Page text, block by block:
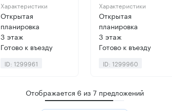
Характеристики
Открытая
планировка
3 этаж
Готово к въезду
ID: 1299961
Характеристики
Открытая
планировка
3 этаж
Готово к въезду
ID: 1299960
Отображается 6 из7 предложений